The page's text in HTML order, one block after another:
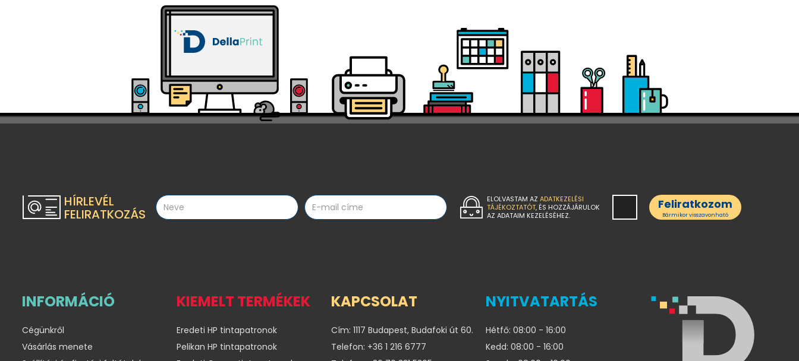
HÍRLEVÉL
FELIRATKOZÁS
ELOLVASTAM AZ ADATKEZELÉSI
TÁJÉKOZTATÓT, ÉS HOZZÁJÁRULOK
AZ ADATAIM KEZELÉSÉHEZ.
Feliratkozom
Bármikor visszavonható
INFORMÁCIÓ
Cégünkről
Vásárlás menete
KIEMELT TERMÉKEK
Eredeti HP tintapatronok
Pelikan HP tintapatronok
KAPCSOLAT
Cím: 1117 Budapest, Budafoki út 60.
Telefon: +36 1 216 6777
NYITVATARTÁS
Hétfő: 08:00 - 16:00
Kedd: 08:00 - 16:00